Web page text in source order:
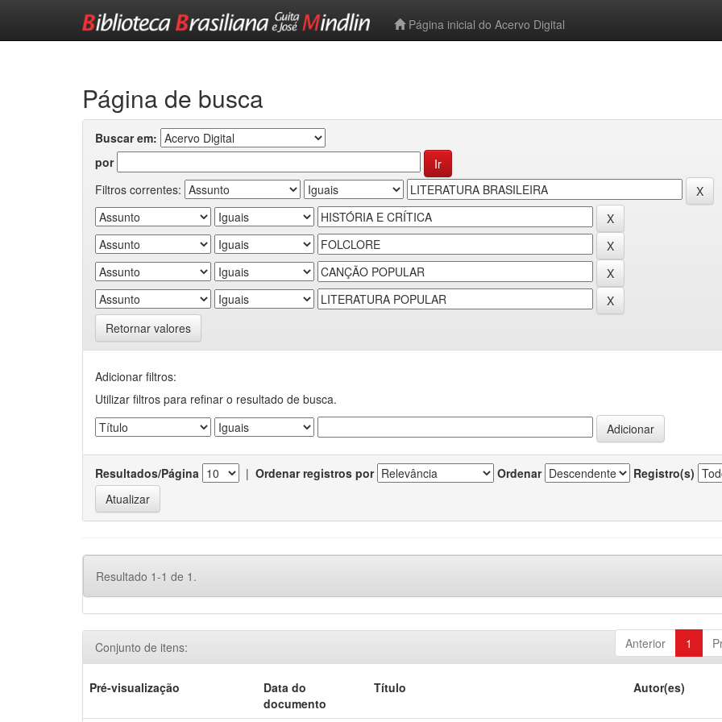
Página inicial do Acervo Digital
Página de busca
Buscar em:
por
Filtros correntes:
Retornar valores
Adicionar filtros:
Utilizar filtros para refinar o resultado de busca.
Resultados/Página | Ordenar registros por Ordenar Registro(s)
Resultado 1-1 de 1.
Anterior 1
Conjunto de itens:
Pré-visualização
Data do
documento
Título Autor(es)